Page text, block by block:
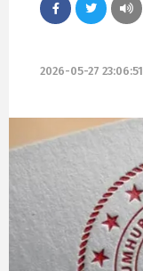
2026-05-27 23:06:51